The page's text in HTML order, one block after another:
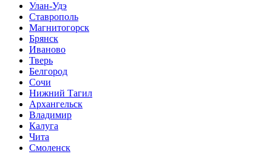
Улан-Удэ
Ставрополь
Магнитогорск
Брянск
Иваново
Тверь
Белгород
Сочи
Нижний Тагил
Архангельск
Владимир
Калуга
Чита
Смоленск